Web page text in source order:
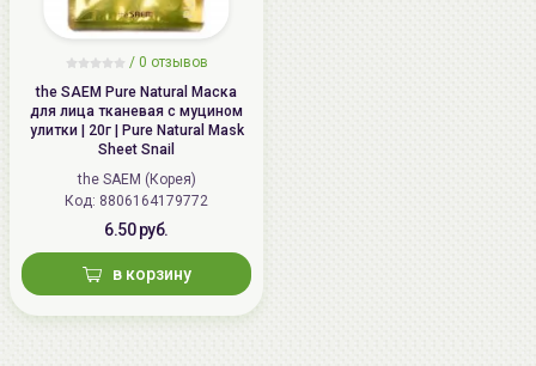
/ 0 отзывов
the SAEM Pure Natural Маска
для лица тканевая с муцином
улитки | 20г | Pure Natural Mask
Sheet Snail
the SAEM (Корея)
Код: 8806164179772
6.50 руб.
в корзину